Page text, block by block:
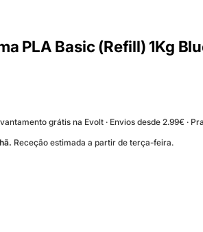
PLA Basic (Refill) 1Kg
grátis na Evolt · Envios desde 2.99€ ·
Receção estimada a partir de terça-feira.